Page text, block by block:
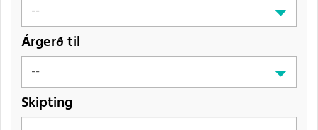
Árgerð til
Skipting